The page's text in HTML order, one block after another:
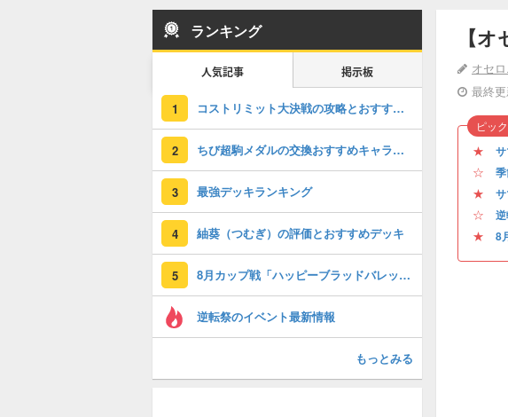
【
オセ
最終
★
☆
★
☆
★ 8
ピッ
ランキング
人気記事 掲示板
1 コストリミット大決戦の攻略とおすすめデッキ
2 ちび超駒メダルの交換おすすめキャラと入手方法
3 最強デッキランキング
4 紬葵（つむぎ）の評価とおすすめデッキ
5 8月カップ戦「ハッピーブラッドバレッド杯」のおすすめデッキと報酬
逆転祭のイベント最新情報
もっとみる